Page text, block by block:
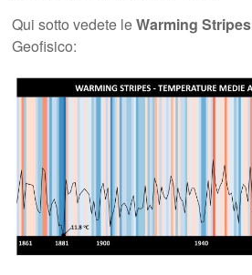
Qui sotto vedete leWarming Stripes
Geofisico: